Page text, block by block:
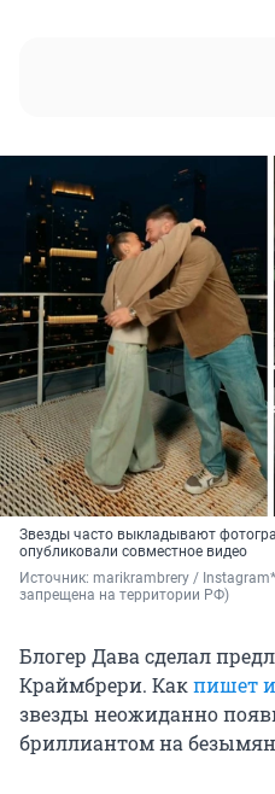
Звезды часто выкладывают
опубликовали совместное видео
Источник: marikrambrery /
запрещена на территории РФ)
Блогер Дава сделал
Краймбрери. Какпишет
звезды неожиданно
бриллиантом на